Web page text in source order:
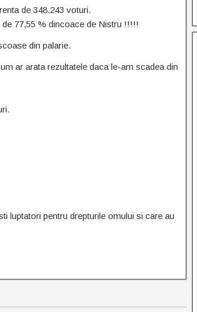
de 348.243 voturi.
77,55 % dincoace de Nistru !!!!!
din palarie.
ar arata rezultatele daca le-am scadea din
luptatori pentru drepturile omului si care au